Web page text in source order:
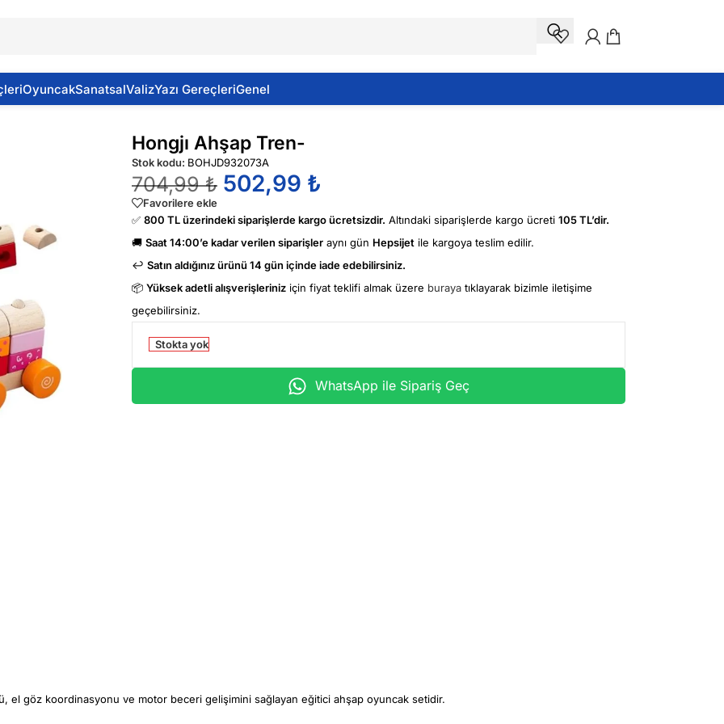
OyuncakSanatsalValizYazı GereçleriGenel
Hongjı Ahşap Tren-
Stok kodu: BOHJD932073A
704,99₺ 502,99 ₺
Favorilere ekle
✅ 800 TL üzerindeki siparişlerde kargo ücretsizdir. Altındaki siparişlerde kargo ücreti 105 TL’dir.
🚚 Saat 14:00’e kadar verilen siparişler aynı gün Hepsijet ile kargoya teslim edilir.
↩️ Satın aldığınız ürünü 14 gün içinde iade edebilirsiniz.
📦 Yüksek adetli alışverişleriniz için fiyat teklifi almak üzere buraya tıklayarak bizimle iletişime
geçebilirsiniz.
Stokta yok
WhatsApp ile Sipariş Geç
el göz koordinasyonu ve motor beceri gelişimini sağlayan eğitici ahşap oyuncak setidir.